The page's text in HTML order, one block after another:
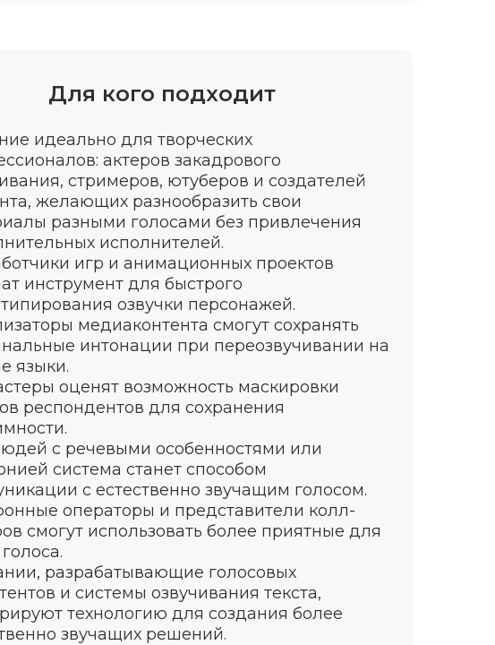
Для кого подходит
идеально для творческих
актеров закадрового
стримеров, ютуберов и создателей
желающих разнообразить свои
разными голосами без привлечения
исполнителей.
игр и анимационных проектов
инструмент для быстрого
озвучки персонажей.
медиаконтента смогут сохранять
интонации при переозвучивании на
языки.
оценят возможность маскировки
респондентов для сохранения
с речевыми особенностями или
система станет способом
с естественно звучащим голосом.
операторы и представители колл-
смогут использовать более приятные для
разрабатывающие голосовых
и системы озвучивания текста,
технологию для создания более
звучащих решений.